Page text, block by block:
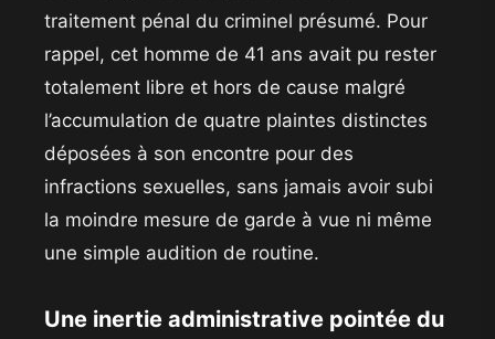
traitement pénal du criminel présumé. Pour
rappel, cet homme de 41 ans avait pu rester
totalement libre et hors de cause malgré
l’accumulation de quatre plaintes distinctes
déposées à son encontre pour des
infractions sexuelles, sans jamais avoir subi
la moindre mesure de garde à vue ni même
une simple audition de routine.
​Une inertie administrative pointée du